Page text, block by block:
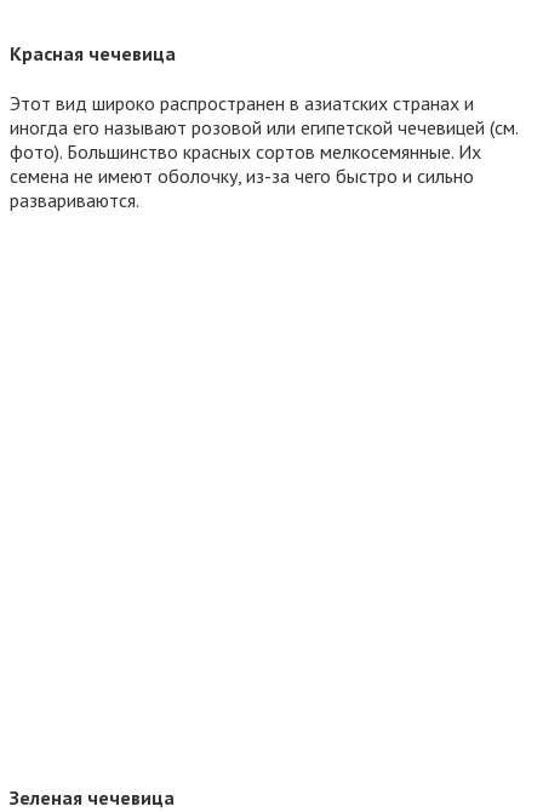
Красная чечевица
Этот вид широко распространен в азиатских странах и
иногда его называют розовой или египетской чечевицей (см.
фото). Большинство красных сортов мелкосемянные. Их
семена не имеют оболочку, из-за чего быстро и сильно
развариваются.
Зеленая чечевица